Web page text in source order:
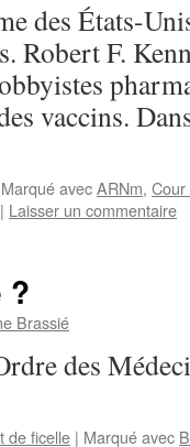
des États-
Robert F.
vaccins.
Marqué avecARNm,
| Laisser un commentaire
?
Brassié
des
de ficelle | Marqué avec